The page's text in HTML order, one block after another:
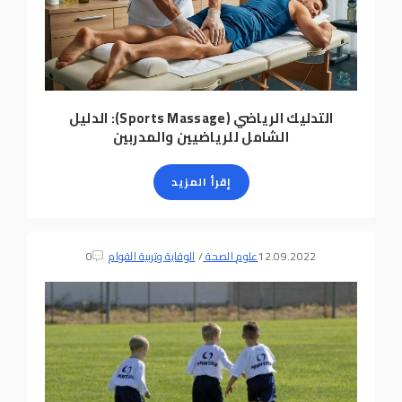
التدليك الرياضي (Sports Massage): الدليل
الشامل للرياضيين والمدربين
إقرأ المزيد
12.09.2022علوم الصحة/الوقاية وتربية القوام 0